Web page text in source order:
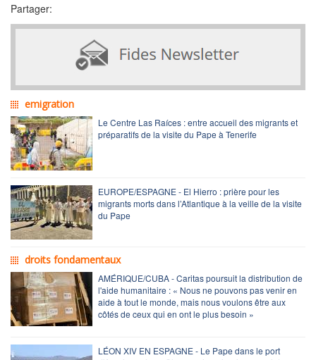
Partager:
emigration
Le Centre Las Raíces : entre accueil des migrants et
préparatifs de la visite du Pape à Tenerife
EUROPE/ESPAGNE - El Hierro : prière pour les
migrants morts dans l’Atlantique à la veille de la visite
du Pape
droits fondamentaux
AMÉRIQUE/CUBA - Caritas poursuit la distribution de
l'aide humanitaire : « Nous ne pouvons pas venir en
aide à tout le monde, mais nous voulons être aux
côtés de ceux qui en ont le plus besoin »
LÉON XIV EN ESPAGNE - Le Pape dans le port